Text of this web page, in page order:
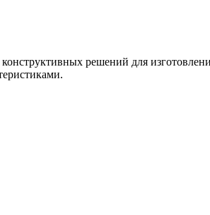
решений для